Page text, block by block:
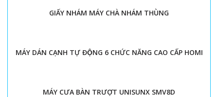
GIẤY NHÁM MÁY CHÀ NHÁM THÙNG
MÁY DÁN CẠNH TỰ ĐỘNG 6 CHỨC NĂNG CAO CẤP HOMI
MÁY CƯA BÀN TRƯỢT UNISUNX SMV8D